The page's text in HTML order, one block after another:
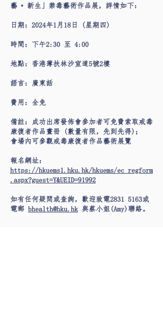
藝 • 新生」禁毒藝術作品展，詳情如下：
日期：2024年1月18日 (星期四)
時間：下午2:30 至 4:00
地點：香港薄扶林沙宣道5號2樓
語言：廣東話
費用：全免
備註：成功出席發佈會參加者可免費索取戒毒
康復者作品畫冊 (數量有限，先到先得)；
會場內可參觀戒毒康復者作品藝術展覽
報名網址：
https://hkuems1.hku.hk/hkuems/ec_regform
.aspx?guest=Y&UEID=91992
如有任何疑問或查詢，歡迎致電2831 5163或
電郵 bhealth@hku.hk 與蔡小姐(Amy)聯絡。